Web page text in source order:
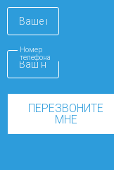
Номер
телефона
ПЕРЕЗВОНИТЕ
МНЕ